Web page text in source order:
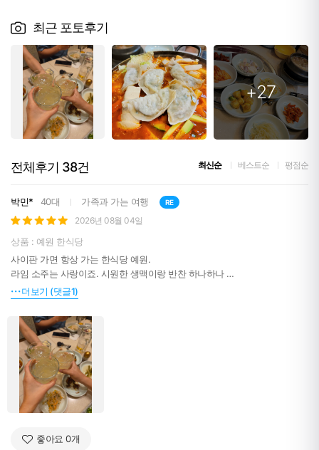
최근 포토후기
+27
전체후기 38건 최신순 베스트순 평점순
박민* 40대 가족과 가는 여행 RE
2026년 08월 04일
상품 : 예원 한식당
사이판 가면 항상 가는 한식당 예원.
라임 소주는 사랑이죠. 시원한 생맥이랑 반찬 하나하나
정갈하니 너무 맛있어요. 한국보다 더 한국적인 반찬들이 많더라구요. 건조
한 가지나물, 오이 무침 숙주나물 등등. 생참치회는 운이 좋아야 드실 수 있
어요. 이번에는 안 잡혀서 못먹었어요. 아쉽ㅠㅠ
꼭 가보세요. 후회없으실거에요~
더보기 (댓글1)
좋아요 0개